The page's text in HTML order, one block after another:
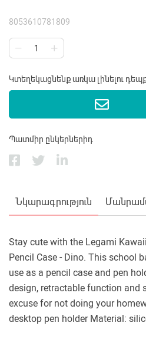
8053610781809
Կտեղեկացնենք առկա լինելու
Պատմիր ընկերներիդ
Նկարագրություն
Stay cute with the Legami
Pencil Case - Dino. This school
use as a pencil case and pen
design, retractable function and
excuse for not doing your
desktop pen holder Material: